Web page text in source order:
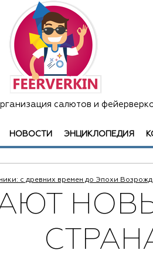
салютов и
НОВОСТИ ЭНЦИКЛОПЕДИЯ
с древних времен до Эпохи